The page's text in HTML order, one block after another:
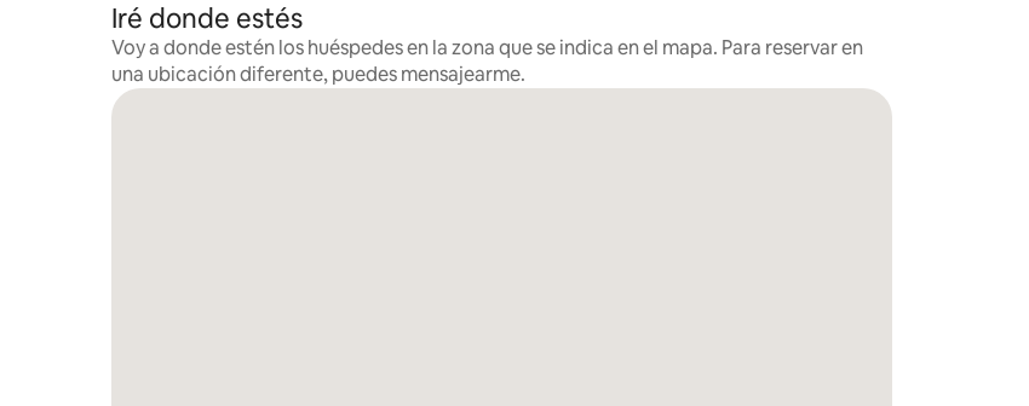
Iré donde estés
Voy a donde estén los huéspedes en la zona que se indica en el mapa. Para reservar en
una ubicación diferente, puedes mensajearme.